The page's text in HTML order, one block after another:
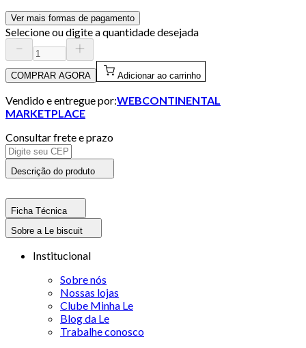
Ver mais formas de pagamento
Selecione ou digite a quantidade desejada
COMPRAR AGORA Adicionar ao carrinho
Vendido e entregue por:WEBCONTINENTAL
MARKETPLACE
Consultar frete e prazo
Descrição do produto
Ficha Técnica
Sobre a Le biscuit
Institucional
Sobre nós
Nossas lojas
Clube Minha Le
Blog da Le
Trabalhe conosco